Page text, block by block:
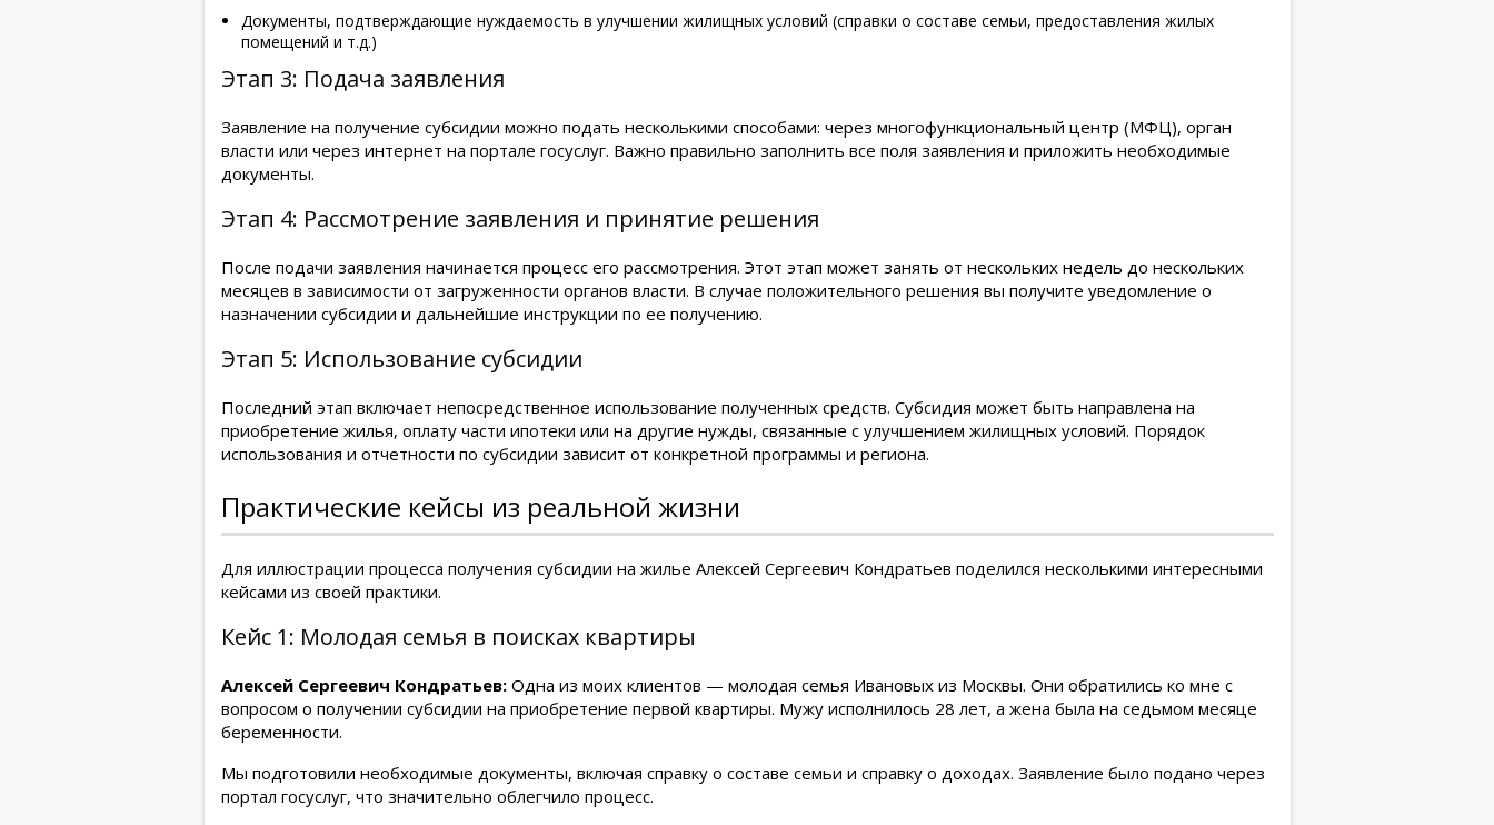
Документы, подтверждающие нуждаемость в улучшении жилищных условий (справки о составе семьи, предоставления жилых
помещений и т.д.)
Этап 3: Подача заявления
Заявление на получение субсидии можно подать несколькими способами: через многофункциональный центр (МФЦ), орган
власти или через интернет на портале госуслуг. Важно правильно заполнить все поля заявления и приложить необходимые
документы.
Этап 4: Рассмотрение заявления и принятие решения
После подачи заявления начинается процесс его рассмотрения. Этот этап может занять от нескольких недель до нескольких
месяцев в зависимости от загруженности органов власти. В случае положительного решения вы получите уведомление о
назначении субсидии и дальнейшие инструкции по ее получению.
Этап 5: Использование субсидии
Последний этап включает непосредственное использование полученных средств. Субсидия может быть направлена на
приобретение жилья, оплату части ипотеки или на другие нужды, связанные с улучшением жилищных условий. Порядок
использования и отчетности по субсидии зависит от конкретной программы и региона.
Практические кейсы из реальной жизни
Для иллюстрации процесса получения субсидии на жилье Алексей Сергеевич Кондратьев поделился несколькими интересными
кейсами из своей практики.
Кейс 1: Молодая семья в поисках квартиры
Алексей Сергеевич Кондратьев:Одна из моих клиентов — молодая семья Ивановых из Москвы. Они обратились ко мне с
вопросом о получении субсидии на приобретение первой квартиры. Мужу исполнилось 28 лет, а жена была на седьмом месяце
беременности.
Мы подготовили необходимые документы, включая справку о составе семьи и справку о доходах. Заявление было подано через
портал госуслуг, что значительно облегчило процесс.